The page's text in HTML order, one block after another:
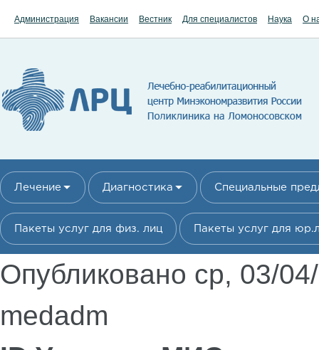
Администрация Вакансии Вестник Для специалистов Наука О
Лечение Диагностика Специальные
Пакеты услуг для физ. лиц Пакеты услуг для
Опубликовано ср, 03/
medadm